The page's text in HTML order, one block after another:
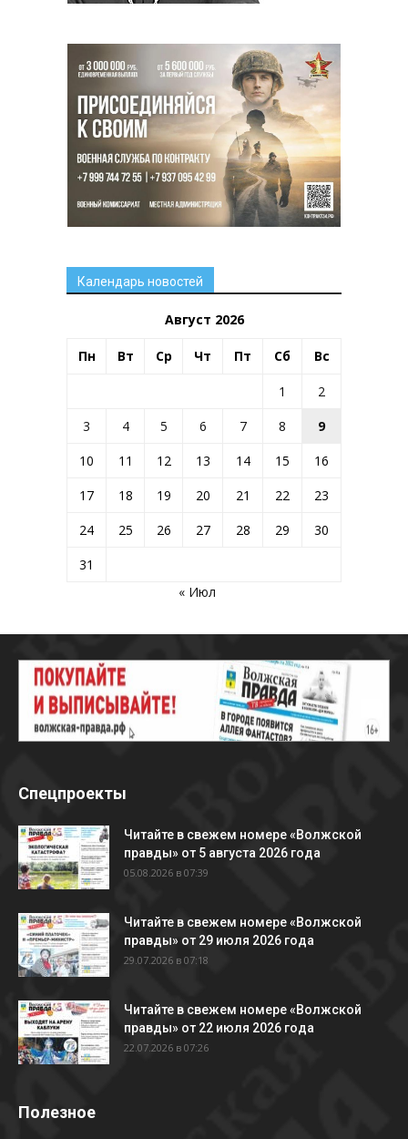
Календарь новостей
Август 2026
Пн Вт Ср Чт Пт Сб Вс
1
2
3
4 5 6 7 8
9
10
11 12 13 14 15
16
17
18 19 20 21 22
23
24
25 26 27 28 29
30
31
« Июл
Спецпроекты
Читайте в свежем номере «Волжской
правды» от 5 августа 2026 года
05.08.2026 в 07:39
Читайте в свежем номере «Волжской
правды» от 29 июля 2026 года
29.07.2026 в 07:18
Читайте в свежем номере «Волжской
правды» от 22 июля 2026 года
22.07.2026 в 07:26
Полезное